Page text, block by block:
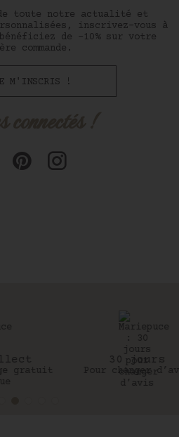
toute notre actualité et
inscrivez-vous à
de -10% sur votre
commande.
M'INSCRIS !
30 jours
Pour changer d’avis